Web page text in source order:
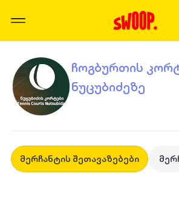
ჩოგბურთის
ნუცუბიძეზე
მერჩანტის შეთავაზებები